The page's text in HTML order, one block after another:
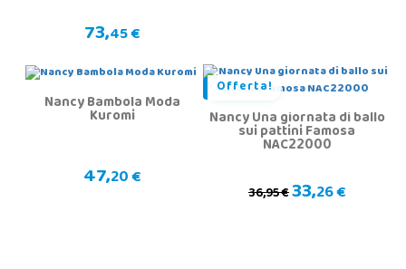
73,45 €
Nancy Bambola Moda
Kuromi
47,20 €
Offerta!
Nancy Una giornata di ballo
sui pattini Famosa
NAC22000
36,95 €33,26 €